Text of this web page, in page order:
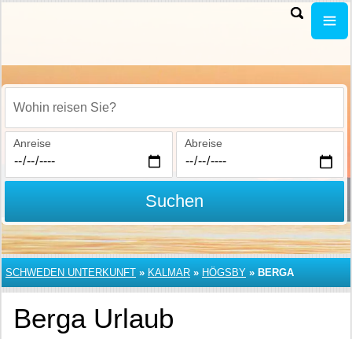
Wohin reisen Sie?
Anreise Abreise
Suchen
SCHWEDEN UNTERKUNFT » KALMAR » HÖGSBY » BERGA
Berga Urlaub